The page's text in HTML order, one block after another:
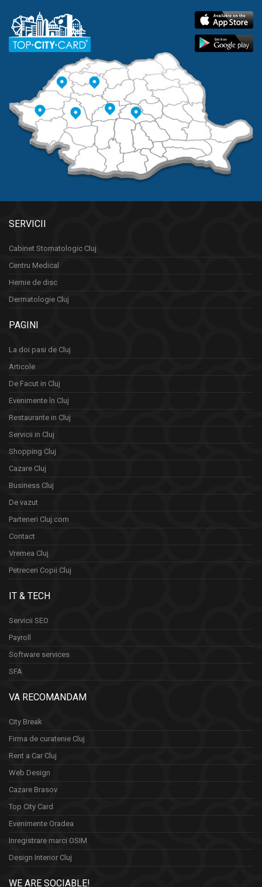
SERVICII
Cabinet Stomatologic Cluj
Centru Medical
Hernie de disc
Dermatologie Cluj
PAGINI
La doi pasi de Cluj
Articole
De Facut in Cluj
Evenimente în Cluj
Restaurante in Cluj
Servicii in Cluj
Shopping Cluj
Cazare Cluj
Business Cluj
De vazut
Parteneri Cluj.com
Contact
Vremea Cluj
Petreceri Copii Cluj
IT & TECH
Servicii SEO
Payroll
Software services
SFA
VA RECOMANDAM
City Break
Firma de curatenie Cluj
Rent a Car Cluj
Web Design
Cazare Brasov
Top City Card
Evenimente Oradea
Inregistrare marci OSIM
Design Interior Cluj
WE ARE SOCIABLE!